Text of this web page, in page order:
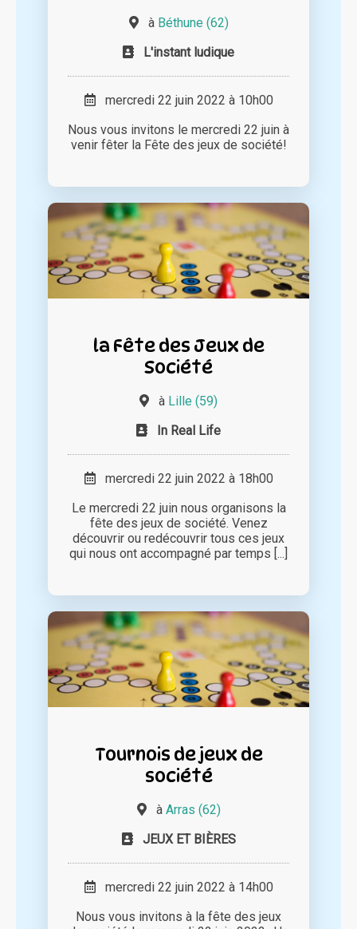
à Béthune (62)
L'instant ludique
mercredi 22 juin 2022 à 10h00
Nous vous invitons le mercredi 22 juin à
venir fêter la Fête des jeux de société!
la Fête des Jeux de
Société
à Lille (59)
In Real Life
mercredi 22 juin 2022 à 18h00
Le mercredi 22 juin nous organisons la
fête des jeux de société. Venez
découvrir ou redécouvrir tous ces jeux
qui nous ont accompagné par temps [...]
Tournois de jeux de
société
à Arras (62)
JEUX ET BIÈRES
mercredi 22 juin 2022 à 14h00
Nous vous invitons à la fête des jeux